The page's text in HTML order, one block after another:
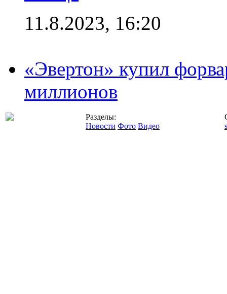
11.8.2023, 16:20
«Эвертон» купил
миллионов
Разделы:
Новости Фото Видео